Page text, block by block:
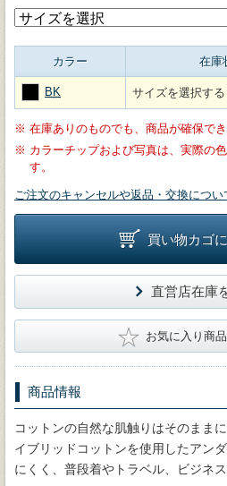
カラー 在庫
BK サイズを選択す
※ 在庫ありのものでも、商品が確保で
※ カラーチップおよび写真は、実際の
す。
ご注文のキャンセルや返品・交換につい
買い物カゴ
直営店在庫
★ お気に入り商
商品情報
コットンの自然な肌触りはそのまま
イブリッドコットンを使用したアン
にくく、普段着やトラベル、ビジネ